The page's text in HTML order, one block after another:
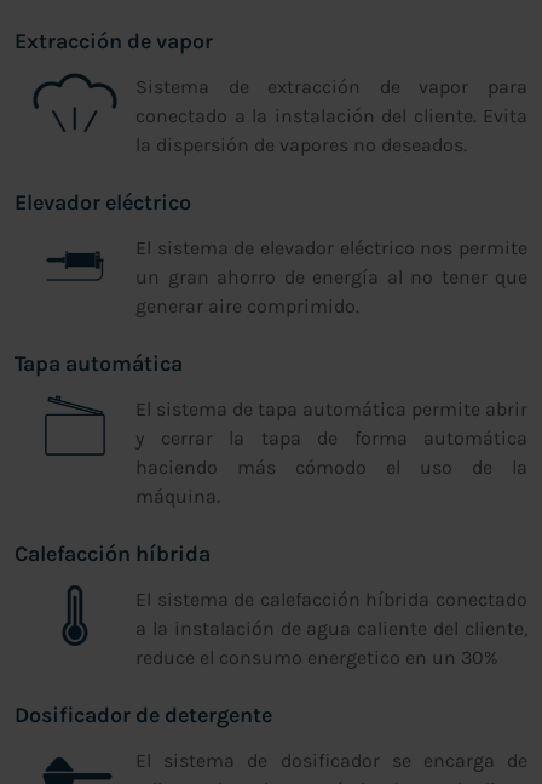
Extracción de vapor
Sistema de extracción de vapor para
conectado a la instalación del cliente. Evita
la dispersión de vapores no deseados.
Elevador eléctrico
El sistema de elevador eléctrico nos permite
un gran ahorro de energía al no tener que
generar aire comprimido.
Tapa automática
El sistema de tapa automática permite abrir
y cerrar la tapa de forma automática
haciendo más cómodo el uso de la
máquina.
Calefacción híbrida
El sistema de calefacción híbrida conectado
a la instalación de agua caliente del cliente,
reduce el consumo energetico en un 30%
Dosificador de detergente
El sistema de dosificador se encarga de